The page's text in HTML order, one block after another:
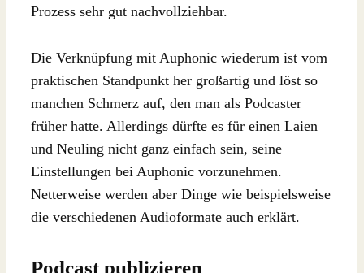
Prozess sehr gut nachvollziehbar.
Die Verknüpfung mit Auphonic wiederum ist vom
praktischen Standpunkt her großartig und löst so
manchen Schmerz auf, den man als Podcaster
früher hatte. Allerdings dürfte es für einen Laien
und Neuling nicht ganz einfach sein, seine
Einstellungen bei Auphonic vorzunehmen.
Netterweise werden aber Dinge wie beispielsweise
die verschiedenen Audioformate auch erklärt.
Podcast publizieren